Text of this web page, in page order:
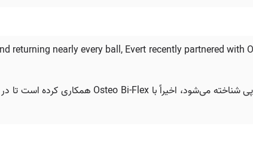
returning nearly every ball, Evert recently partnered with